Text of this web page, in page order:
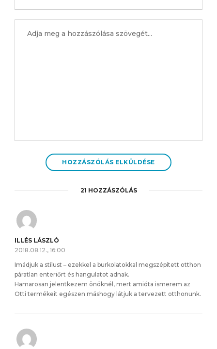
21 HOZZÁSZÓLÁS
ILLÉS LÁSZLÓ
2018.08.12., 16:00
Imádjuk a stílust – ezekkel a burkolatokkal megszépített otthon
páratlan enteriőrt és hangulatot adnak.
Hamarosan jelentkezem önöknél, mert amióta ismerem az
Otti termékeit egészen máshogy látjuk a tervezett otthonunk.